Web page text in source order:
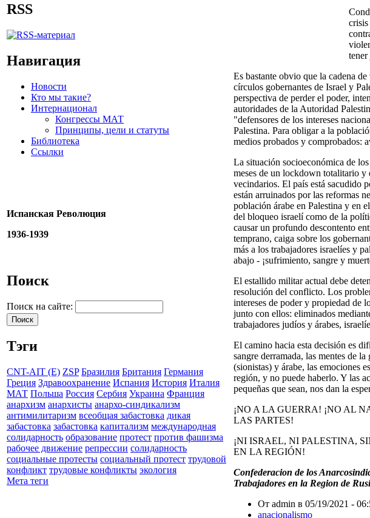
RSS
Навигация
Новости
Кто мы такие?
Интернационал
Конгрессы МАТ
Принципы, цели и статуты
Библиотека
Ссылки
Испанская Революция
1936-1939
Поиск
Поиск на сайте:
Тэги
CNT-AIT (E) ZSP Бразилия Британия Германия
Греция Здравоохранение Испания История Италия
МАТ Польша Россия Сербия Украина Франция
анархизм анархисты анархо-синдикализм
антимилитаризм всеобщая забастовка дикая
забастовка забастовка капитализм международная
солидарность образование протест против фашизма
рабочее движение репрессии солидарность
социальные протесты социальный протест трудовой
конфликт трудовые конфликты экология
Мета теги
crisis
Es bastante obvio que la cadena
círculos gobernantes de Israel y
perspectiva de perder el poder,
autoridades de la Autoridad
"defensores de los intereses
Palestina. Para obligar a la
medios probados y comprobados:
La situación socioeconómica de
meses de un lockdown totalitario y
vecindarios. El país está sacudido
están arruinados por las reformas
población árabe en Palestina y en
del bloqueo israelí como de la
causar un profundo descontento
temprano, caiga sobre los
más a los trabajadores israelíes y
abajo - ¡sufrimiento, sangre y
El estallido militar actual debe
resolución del conflicto. Los
intereses de poder y propiedad de
junto con ellos: eliminados
trabajadores judíos y árabes,
El camino hacia esta decisión es
sangre derramada, las mentes de
(sionistas) y árabe, las emociones
región, y no puede haberlo. Y las
pequeñas que sean, nos dan la
¡NO A LA GUERRA! ¡NO AL
LAS PARTES!
¡NI ISRAEL, NI PALESTINA,
EN LA REGIÓN!
Confederacion de los
Trabajadores en la Region de
От admin в 05/19/2021 -
anacionalismo